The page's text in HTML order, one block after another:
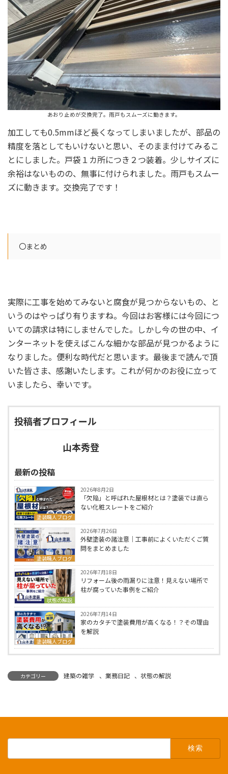
あおり止めが交換完了。雨戸もスムーズに動きます。
加工しても0.5mmほど長くなってしまいましたが、部品の
精度を落としてもいけないと思い、そのまま付けてみるこ
とにしました。戸袋１カ所につき２つ装着。少しサイズに
余裕はないものの、無事に付けられました。雨戸もスムー
ズに動きます。交換完了です！
〇まとめ
実際に工事を始めてみないと腐食が見つからないもの、と
いうのはやっぱり有りますね。今回はお客様には今回につ
いての請求は特にしませんでした。しかし今の世の中、イ
ンターネットを使えばこんな細かな部品が見つかるように
なりました。便利な時代だと思います。最後まで読んで頂
いた皆さま、感謝いたします。これが何かのお役に立って
いましたら、幸いです。
投稿者プロフィール
山本秀登
最新の投稿
塗装職人ブログ
2026年8月2日
「欠陥」と呼ばれた屋根材とは？塗装では直ら
ない化粧スレートをご紹介
塗装職人ブログ
2026年7月26日
外壁塗装の諸注意｜工事前によくいただくご質
問をまとめました
状態の解説
2026年7月18日
リフォーム後の雨漏りに注意！見えない場所で
柱が腐っていた事例をご紹介
塗装職人ブログ
2026年7月14日
家のカタチで塗装費用が高くなる！？その理由
を解説
カテゴリー 建築の雑学 、 業務日記 、状態の解説
検